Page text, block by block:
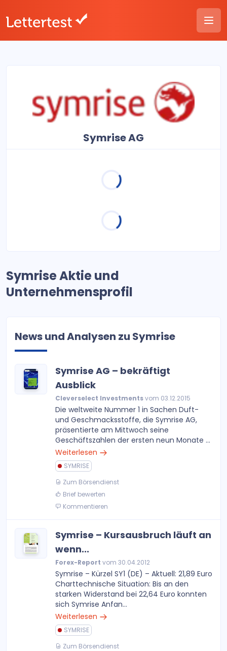
Symrise AG
Symrise Aktie und
Unternehmensprofil
News und Analysen zu Symrise
Symrise AG – bekräftigt
Ausblick
Cleverselect Investmentsvom 03.12.2015
Die weltweite Nummer 1 in Sachen Duft-
und Geschmacksstoffe, die Symrise AG,
präsentierte am Mittwoch seine
Geschäftszahlen der ersten neun Monate ...
Weiterlesen
SYMRISE
Zum Börsendienst
Brief bewerten
Kommentieren
Symrise – Kursausbruch läuft an
wenn...
Forex-Report vom 30.04.2012
Symrise – Kürzel SY1 (DE) – Aktuell: 21,89 Euro
Charttechnische Situation: Bis an den
starken Widerstand bei 22,64 Euro konnten
sich Symrise Anfan...
Weiterlesen
SYMRISE
Zum Börsendienst